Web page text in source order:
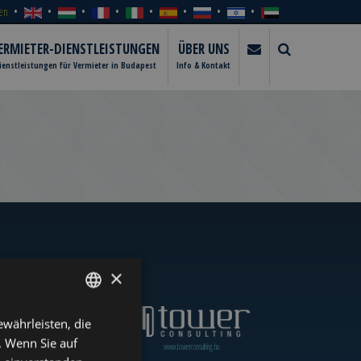
DIENSTLEISTUNGEN
für Vermieter in Budapest
ÜBER UNS
Info & Kontakt
www.towerassistance.com www.towerconsulting.hu
ENGLISH
HUNGARIAN
×
die
Sie auf